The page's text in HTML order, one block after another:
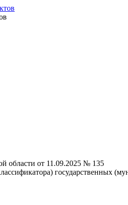
области от 11.09.2025 № 135
государственных